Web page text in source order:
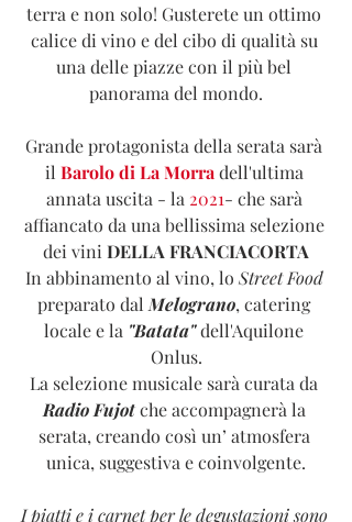
terra e non solo! Gusterete un ottimo
calice di vino e del cibo di qualità su
una delle piazze con il più bel
panorama del mondo.
Grande protagonista della serata sarà
il Barolo di La Morra dell'ultima
annata uscita - la 2021- che sarà
affiancato da una bellissima selezione
dei vini DELLA FRANCIACORTA
In abbinamento al vino, lo Street Food
preparato dal Melograno, catering
locale e la "Batata" dell'Aquilone
Onlus.
La selezione musicale sarà curata da
Radio Fujot che accompagnerà la
serata, creando così un’ atmosfera
unica, suggestiva e coinvolgente.
I piatti e i carnet per le degustazioni sono